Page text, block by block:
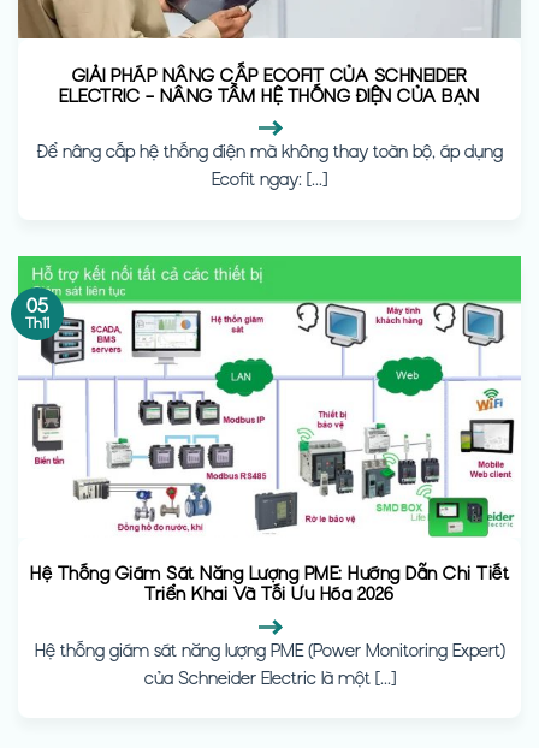
GIẢI PHÁP NÂNG CẤP ECOFIT CỦA SCHNEIDER
ELECTRIC – NÂNG TẦM HỆ THỐNG ĐIỆN CỦA BẠN
Để nâng cấp hệ thống điện mà không thay toàn bộ, áp dụng
Ecofit ngay: [...]
Hệ Thống Giám Sát Năng Lượng PME: Hướng Dẫn Chi Tiết
Triển Khai Và Tối Ưu Hóa 2026
Hệ thống giám sát năng lượng PME (Power Monitoring Expert)
của Schneider Electric là một [...]
05
Th11